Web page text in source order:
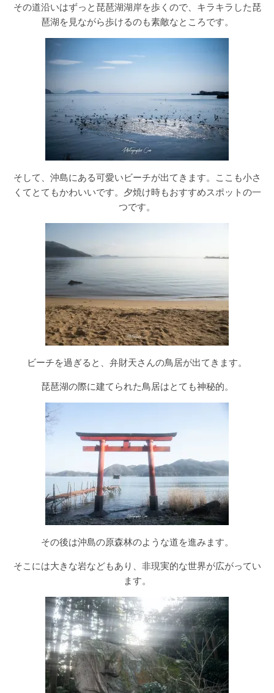
その道沿いはずっと琵琶湖湖岸を歩くので、キラキラした琵
琶湖を見ながら歩けるのも素敵なところです。
そして、沖島にある可愛いビーチが出てきます。ここも小さ
くてとてもかわいいです。夕焼け時もおすすめスポットの一
つです。
ビーチを過ぎると、弁財天さんの鳥居が出てきます。
琵琶湖の際に建てられた鳥居はとても神秘的。
その後は沖島の原森林のような道を進みます。
そこには大きな岩などもあり、非現実的な世界が広がってい
ます。